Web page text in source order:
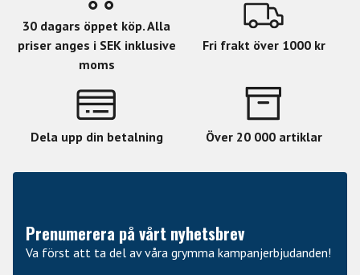
30 dagars öppet köp. Alla
priser anges i SEK inklusive
moms
Fri frakt över 1000 kr
Dela upp din betalning Över 20 000 artiklar
Prenumerera på vårt nyhetsbrev
Va först att ta del av våra grymma kampanjerbjudanden!